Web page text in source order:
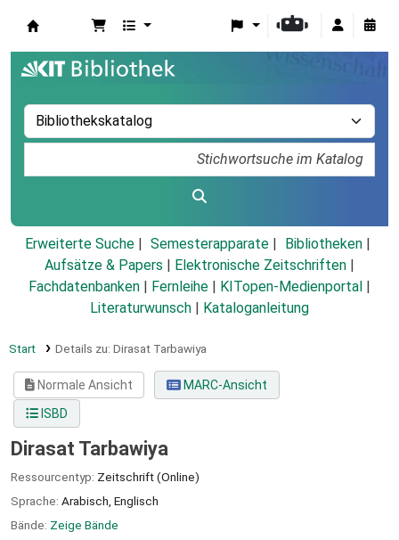
Erweiterte Suche Semesterapparate
Bibliotheken
Aufsätze & Papers
Elektronische Zeitschriften
Fachdatenbanken
Fernleihe KITopen-Medienportal
Literaturwunsch
Kataloganleitung
Start Details zu: Dirasat Tarbawiya
Normale Ansicht
MARC-Ansicht
ISBD
Dirasat Tarbawiya
Ressourcentyp: Zeitschrift (Online)
Sprache: Arabisch Englisch
Bände: Zeige Bände